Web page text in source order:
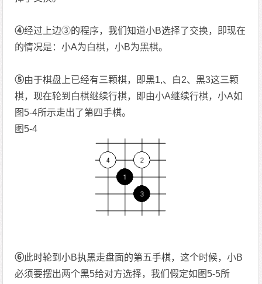
④经过上边③的程序，我们知道小B选择了交换，即现在
的情况是：小A为白棋，小B为黑棋。
⑤由于棋盘上已经有三颗棋，即黑1,、白2、黑3这三颗
棋，现在轮到白棋继续行棋，即由小A继续行棋，小A如
图5-4所示走出了第四手棋。
图5-4
⑥此时轮到小B执黑走盘面的第五手棋，这个时候，小B
必须要摆出两个黑5给对方选择，我们假定如图5-5所